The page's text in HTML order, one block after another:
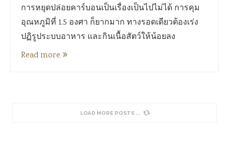
การหยุดปล่อยคาร์บอนเป็นเรื่องเป็นไปไม่ได้ การคุม
อุณหภูมิที่ 1.5 องศา ก็ยากมาก ทางรอดเดียวต้องเร่ง
ปฏิรูประบบอาหาร และกินเนื้อสัตว์ให้น้อยลง
Read more
LOAD MORE POSTS